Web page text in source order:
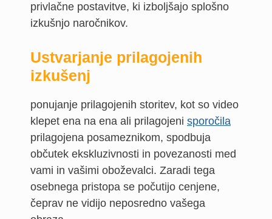
privlačne postavitve, ki izboljšajo splošno
izkušnjo naročnikov.
Ustvarjanje prilagojenih
izkušenj
ponujanje prilagojenih storitev, kot so video
klepet ena na ena ali prilagojeni sporočila
prilagojena posameznikom, spodbuja
občutek ekskluzivnosti in povezanosti med
vami in vašimi oboževalci. Zaradi tega
osebnega pristopa se počutijo cenjene,
čeprav ne vidijo neposredno vašega